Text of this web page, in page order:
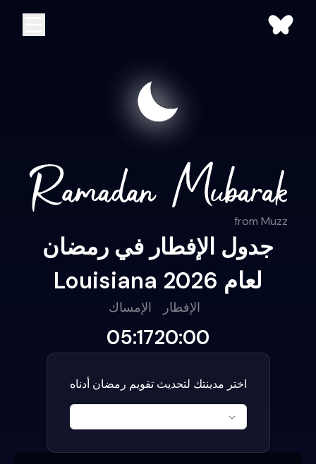
from Muzz
جدول الإفطار في رمضان
Louisiana لعام 2026
الإمساك
05:17
الإفطار
20:00
اختر مدينتك لتحديث تقويم رمضان أدناه